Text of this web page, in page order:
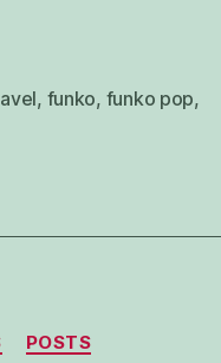
, funko, funko pop,
POSTS